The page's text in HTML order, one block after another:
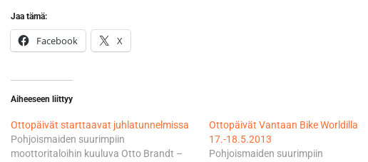
Jaa tämä:
Facebook X
Aiheeseen liittyy
Ottopäivät starttaavat juhlatunnelmissa
Pohjoismaiden suurimpiin
moottoritaloihin kuuluva Otto Brandt –
Ottopäivät Vantaan Bike Worldilla
17.-18.5.2013
Pohjoismaiden suurimpiin